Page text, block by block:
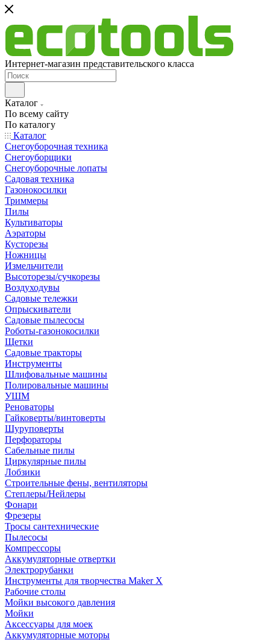
Интернет-магазин представительского класса
Каталог
По всему сайту
По каталогу
Каталог
Снегоуборочная техника
Снегоуборщики
Снегоуборочные лопаты
Садовая техника
Газонокосилки
Триммеры
Пилы
Культиваторы
Аэраторы
Кусторезы
Ножницы
Измельчители
Высоторезы/сучкорезы
Воздуходувы
Садовые тележки
Опрыскиватели
Садовые пылесосы
Роботы-газонокосилки
Щетки
Садовые тракторы
Инструменты
Шлифовальные машины
Полировальные машины
УШМ
Реноваторы
Гайковерты/винтоверты
Шуруповерты
Перфораторы
Сабельные пилы
Циркулярные пилы
Лобзики
Строительные фены, вентиляторы
Степлеры/Нейлеры
Фонари
Фрезеры
Тросы сантехнические
Пылесосы
Компрессоры
Аккумуляторные отвертки
Электрорубанки
Инструменты для творчества Maker X
Рабочие столы
Мойки высокого давления
Мойки
Аксессуары для моек
Аккумуляторные моторы